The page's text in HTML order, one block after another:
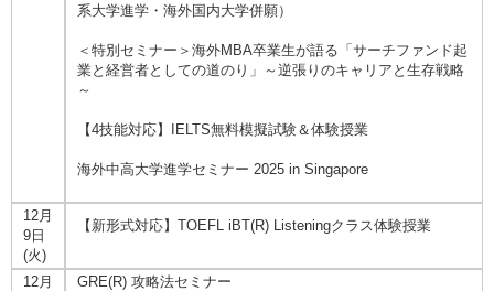
系大学進学・海外国内大学併願）
＜特別セミナー＞海外MBA卒業生が語る「サーチファンド起
業と経営者としての道のり」～逆張りのキャリアと生存戦略
～
【4技能対応】IELTS無料模擬試験＆体験授業
海外中高大学進学セミナー 2025 in Singapore
12月
9日
(火)
【新形式対応】TOEFL iBT(R) Listeningクラス体験授業
12月
GRE(R) 攻略法セミナー